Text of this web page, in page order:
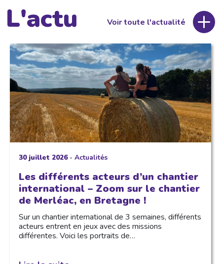
L'actu Voir toute l'actualité
30 juillet 2026- Actualités
Les différents acteurs d’un chantier
international – Zoom sur le chantier
de Merléac, en Bretagne !
Sur un chantier international de 3 semaines, différents
acteurs entrent en jeux avec des missions
différentes. Voici les portraits de…